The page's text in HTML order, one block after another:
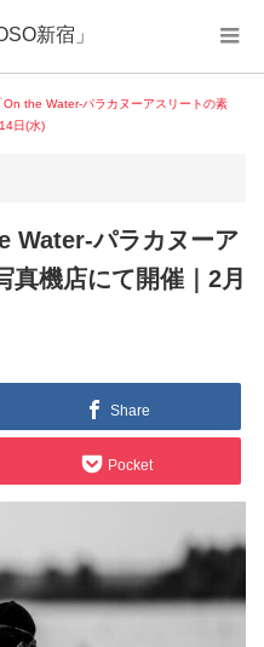
新宿」
On the Water-パラカヌーアスリートの素
日(水)
Water-パラカヌーア
真機店にて開催｜2月
Share
Pocket